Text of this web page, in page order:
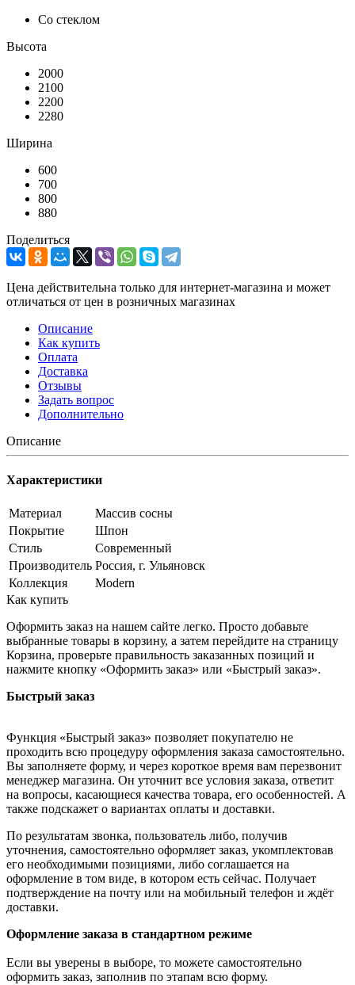
Со стеклом
Высота
2000
2100
2200
2280
Ширина
600
700
800
880
Поделиться
Цена действительна только для интернет-магазина и может
отличаться от цен в розничных магазинах
Описание
Как купить
Оплата
Доставка
Отзывы
Задать вопрос
Дополнительно
Описание
Характеристики
Материал
Массив сосны
Покрытие
Шпон
Стиль
Современный
Производитель Россия, г. Ульяновск
Коллекция
Modern
Как купить
Оформить заказ на нашем сайте легко. Просто добавьте
выбранные товары в корзину, а затем перейдите на страницу
Корзина, проверьте правильность заказанных позиций и
нажмите кнопку «Оформить заказ» или «Быстрый заказ».
Быстрый заказ
Функция «Быстрый заказ» позволяет покупателю не
проходить всю процедуру оформления заказа самостоятельно.
Вы заполняете форму, и через короткое время вам перезвонит
менеджер магазина. Он уточнит все условия заказа, ответит
на вопросы, касающиеся качества товара, его особенностей. А
также подскажет о вариантах оплаты и доставки.
По результатам звонка, пользователь либо, получив
уточнения, самостоятельно оформляет заказ, укомплектовав
его необходимыми позициями, либо соглашается на
оформление в том виде, в котором есть сейчас. Получает
подтверждение на почту или на мобильный телефон и ждёт
доставки.
Оформление заказа в стандартном режиме
Если вы уверены в выборе, то можете самостоятельно
оформить заказ, заполнив по этапам всю форму.